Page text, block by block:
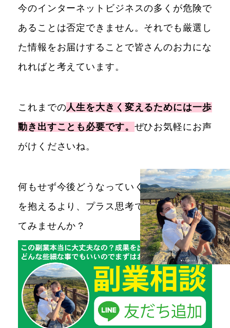
今のインターネットビジネスの多くが危険で
あることは否定できません。それでも厳選し
た情報をお届けすることで皆さんのお力にな
れればと考えています。
これまでの人生を大きく変えるためには一歩
動き出すことも必要です。 ぜひお気軽にお声
がけくださいね。
何もせず今後どうなっていくのだろうと不安
を抱えるより、プラス思考で高所得を目指し
てみませんか？